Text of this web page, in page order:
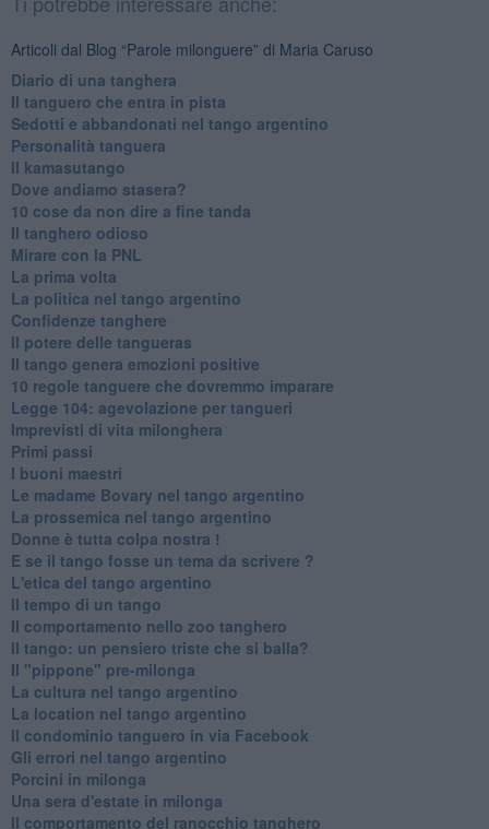
Articoli dal Blog “Parole milonguere” di Maria Caruso
Diario di una tanghera
Il tanguero che entra in pista
Sedotti e abbandonati nel tango argentino
Personalità tanguera
Il kamasutango
Dove andiamo stasera?
10 cose da non dire a fine tanda
Il tanghero odioso
Mirare con la PNL
La prima volta
La politica nel tango argentino
Confidenze tanghere
Il potere delle tangueras
Il tango genera emozioni positive
10 regole tanguere che dovremmo imparare
Legge 104: agevolazione per tangueri
Imprevisti di vita milonghera
Primi passi
I buoni maestri
Le madame Bovary nel tango argentino
La prossemica nel tango argentino
Donne è tutta colpa nostra !
E se il tango fosse un tema da scrivere ?
L'etica del tango argentino
Il tempo di un tango
Il comportamento nello zoo tanghero
Il tango: un pensiero triste che si balla?
Il "pippone" pre-milonga
La cultura nel tango argentino
La location nel tango argentino
Il condominio tanguero in via Facebook
Gli errori nel tango argentino
Porcini in milonga
Una sera d'estate in milonga
Il comportamento del ranocchio tanghero